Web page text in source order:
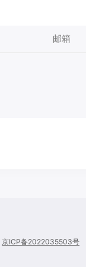
京ICP备2022035503号